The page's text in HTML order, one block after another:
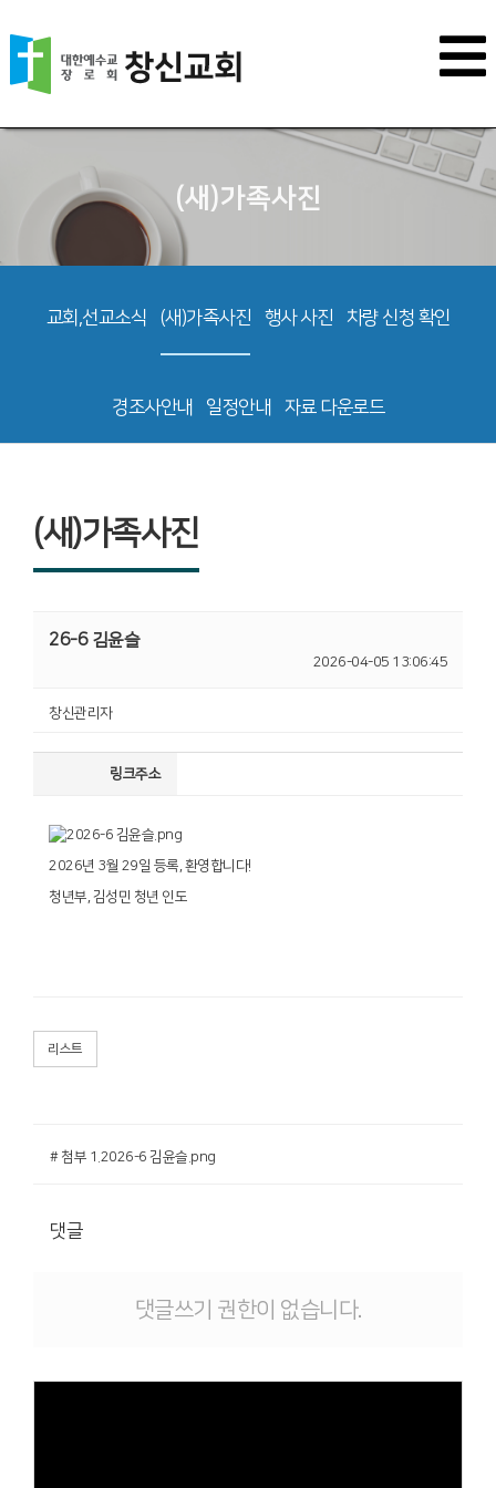
(새)가족사진
교회,선교소식 (새)가족사진 행사 사진 차량 신청 확인
경조사안내 일정안내 자료 다운로드
(새)가족사진
26-6 김윤슬
2026-04-05 13:06:45
창신관리자
링크주소
2026년 3월 29일 등록, 환영합니다!
청년부, 김성민 청년 인도
리스트
# 첨부 1.2026-6 김윤슬.png
댓글
댓글쓰기 권한이 없습니다.